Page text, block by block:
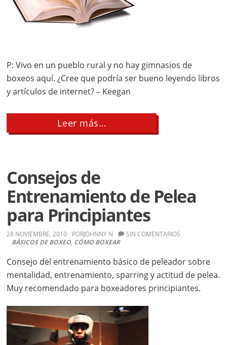
P: Vivo en un pueblo rural y no hay gimnasios de
boxeos aquí. ¿Cree que podría ser bueno leyendo libros
y artículos de internet? – Keegan
Leer más…
¿Puedo
sólo
leer
libros?
Consejos de
Entrenamiento de Pelea
para Principiantes
28 NOVIEMBRE, 2010 PORJOHNNY N
BÁSICOS DE BOXEO, CÓMO BOXEAR
SIN COMENTARIOS
Consejo del entrenamiento básico de peleador sobre
mentalidad, entrenamiento, sparring y actitud de pelea.
Muy recomendado para boxeadores principiantes.